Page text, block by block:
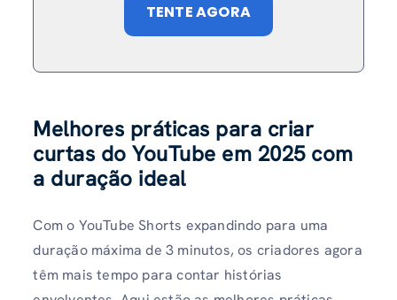
TENTE AGORA
Melhores práticas para criar
curtas do YouTube em 2025 com
a duração ideal
Com o YouTube Shorts expandindo para uma
duração máxima de 3 minutos, os criadores agora
têm mais tempo para contar histórias